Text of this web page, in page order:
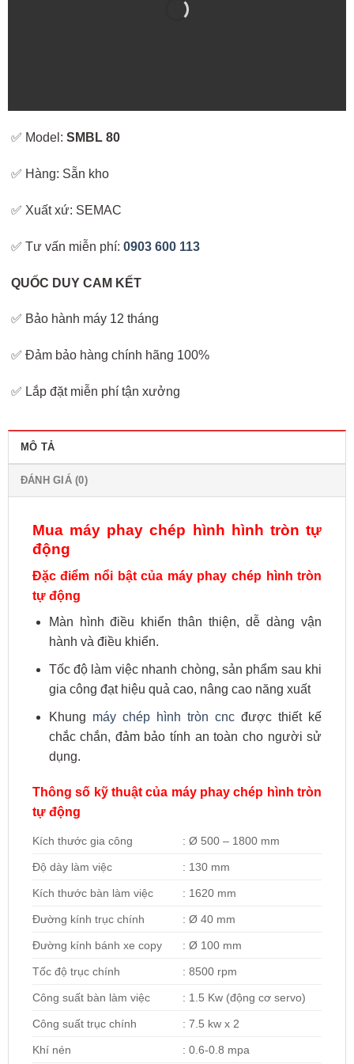
✅ Model:SMBL 80
✅ Hàng: Sẵn kho
✅ Xuất xứ: SEMAC
✅ Tư vấn miễn phí:0903 600 113
QUỐC DUY CAM KẾT
✅ Bảo hành máy 12 tháng
✅ Đảm bảo hàng chính hãng 100%
✅ Lắp đặt miễn phí tận xưởng
MÔ TẢ
ĐÁNH GIÁ (0)
Mua máy phay chép hình hình tròn tự
động
Đặc điểm nổi bật của máy phay chép hình tròn
tự động
Màn hình điều khiển thân thiện, dễ dàng vận
hành và điều khiển.
Tốc độ làm việc nhanh chòng, sản phẩm sau khi
gia công đạt hiệu quả cao, nâng cao năng xuất
Khung máy chép hình tròn cncđược thiết kế
chắc chắn, đảm bảo tính an toàn cho người sử
dụng.
Thông số kỹ thuật của máy phay chép hình tròn
tự động
Kích thước gia công : Ø 500 – 1800 mm
Độ dày làm việc : 130 mm
Kích thước bàn làm việc : 1620 mm
Đường kính trục chính : Ø 40 mm
Đường kính bánh xe copy : Ø 100 mm
Tốc độ trục chính : 8500 rpm
Công suất bàn làm việc : 1.5 Kw (động cơ servo)
Công suất trục chính : 7.5 kw x 2
Khí nén : 0.6-0.8 mpa